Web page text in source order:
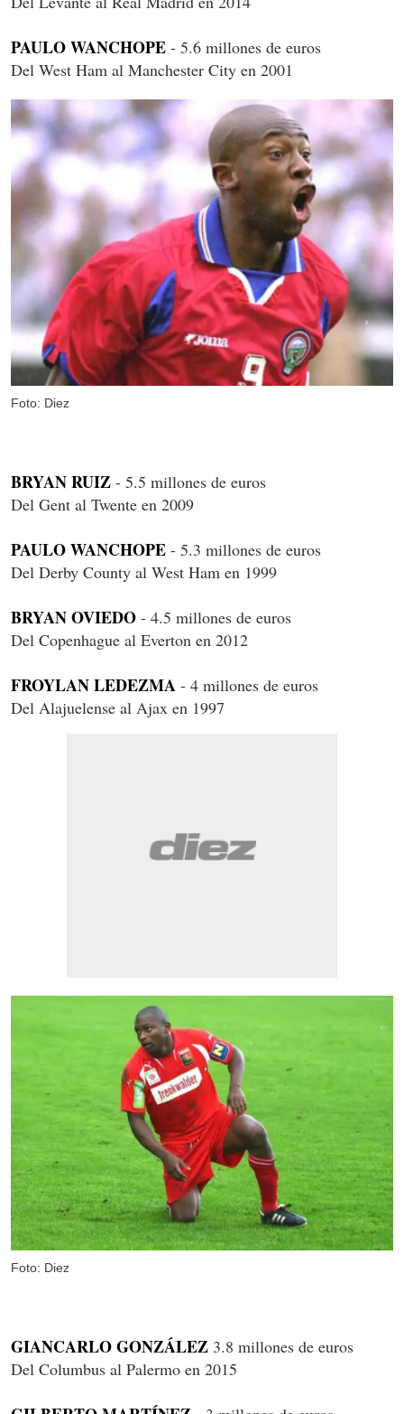
PAULO WANCHOPE - 5.6 millones de euros
Del West Ham al Manchester City en 2001
Foto: Diez
BRYAN RUIZ - 5.5 millones de euros
Del Gent al Twente en 2009
PAULO WANCHOPE - 5.3 millones de euros
Del Derby County al West Ham en 1999
BRYAN OVIEDO - 4.5 millones de euros
Del Copenhague al Everton en 2012
FROYLAN LEDEZMA - 4 millones de euros
Del Alajuelense al Ajax en 1997
Foto: Diez
GIANCARLO GONZÁLEZ 3.8 millones de euros
Del Columbus al Palermo en 2015